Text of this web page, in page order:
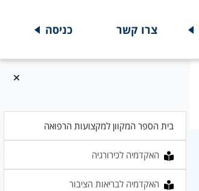
צרו קשר כניסה
בית הספר המקוון למקצועות הרפואה
האקדמיה לכירורגיה
האקדמיה לבריאות הציבור